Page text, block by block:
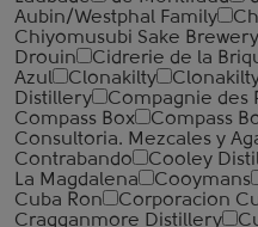
Aubin/Westphal Family
Chiyomusubi Sake Brewery
Drouin
Cidrerie de la
Azul
Clonakilty
Distillery
Compagnie des
Compass Box
Compass
Consultoria. Mezcales y
Contrabando
Cooley
La Magdalena
Cooymans
Cuba Ron
Corporacion
Cragganmore Distillery